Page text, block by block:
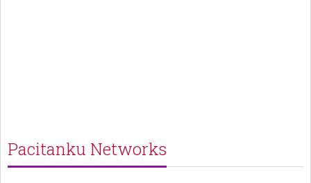
Pacitanku Networks